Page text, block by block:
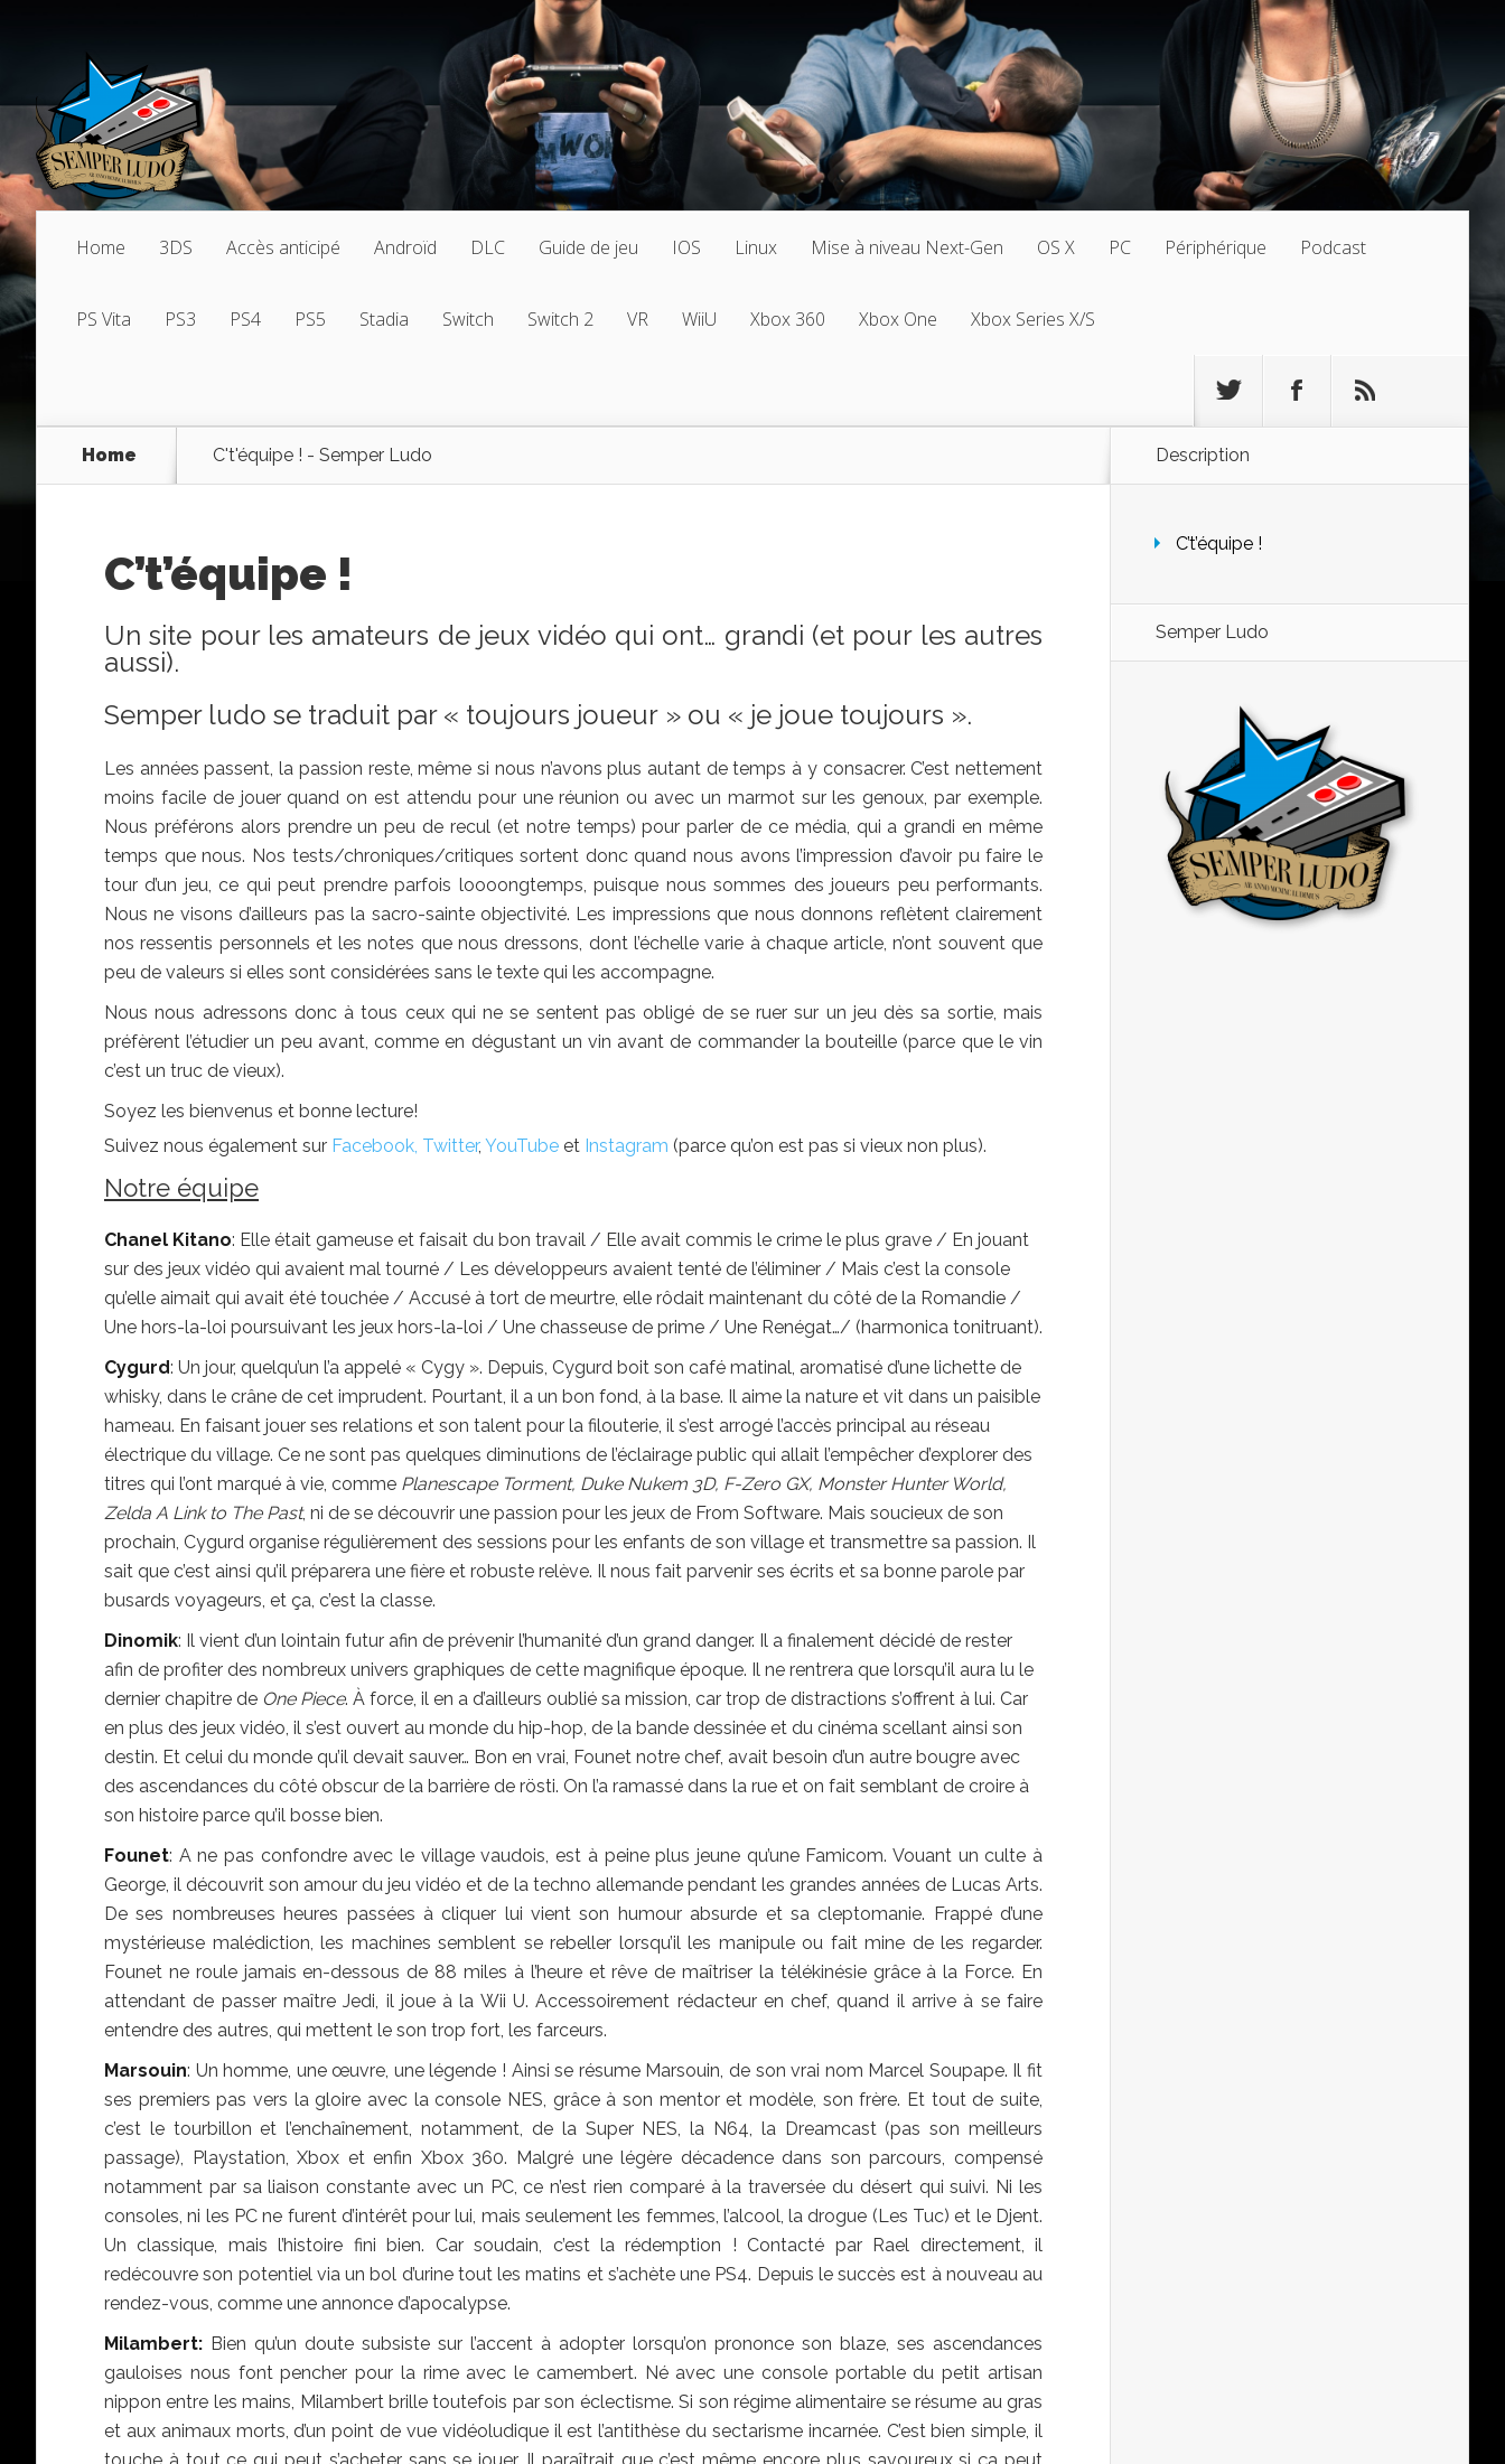
Home 3DS Accès anticipé Androïd DLC Guide de jeu IOS Linux Mise à niveau Next-Gen OS X PC Périphérique Podcast
PS Vita PS3 PS4 PS5 Stadia Switch Switch 2 VR WiiU Xbox 360 Xbox One Xbox Series X/S
Home C't'équipe ! - Semper Ludo
C’t’équipe !
Un site pour les amateurs de jeux vidéo qui ont… grandi (et pour les autres
aussi).
Semper ludo se traduit par « toujours joueur » ou « je joue toujours ».
Les années passent, la passion reste, même si nous n’avons plus autant de temps à y consacrer. C’est nettement
moins facile de jouer quand on est attendu pour une réunion ou avec un marmot sur les genoux, par exemple.
Nous préférons alors prendre un peu de recul (et notre temps) pour parler de ce média, qui a grandi en même
temps que nous. Nos tests/chroniques/critiques sortent donc quand nous avons l’impression d’avoir pu faire le
tour d’un jeu, ce qui peut prendre parfois loooongtemps, puisque nous sommes des joueurs peu performants.
Nous ne visons d’ailleurs pas la sacro-sainte objectivité. Les impressions que nous donnons reflètent clairement
nos ressentis personnels et les notes que nous dressons, dont l’échelle varie à chaque article, n’ont souvent que
peu de valeurs si elles sont considérées sans le texte qui les accompagne.
Nous nous adressons donc à tous ceux qui ne se sentent pas obligé de se ruer sur un jeu dès sa sortie, mais
préfèrent l’étudier un peu avant, comme en dégustant un vin avant de commander la bouteille (parce que le vin
c’est un truc de vieux).
Soyez les bienvenus et bonne lecture!
Suivez nous également sur Facebook, Twitter, YouTube et Instagram (parce qu’on est pas si vieux non plus).
Notre équipe
Chanel Kitano: Elle était gameuse et faisait du bon travail / Elle avait commis le crime le plus grave / En jouant
sur des jeux vidéo qui avaient mal tourné / Les développeurs avaient tenté de l’éliminer / Mais c’est la console
qu’elle aimait qui avait été touchée / Accusé à tort de meurtre, elle rôdait maintenant du côté de la Romandie /
Une hors-la-loi poursuivant les jeux hors-la-loi / Une chasseuse de prime / Une Renégat…/ (harmonica tonitruant).
Cygurd: Un jour, quelqu’un l’a appelé « Cygy ». Depuis, Cygurd boit son café matinal, aromatisé d’une lichette de
whisky, dans le crâne de cet imprudent. Pourtant, il a un bon fond, à la base. Il aime la nature et vit dans un paisible
hameau. En faisant jouer ses relations et son talent pour la filouterie, il s’est arrogé l’accès principal au réseau
électrique du village. Ce ne sont pas quelques diminutions de l’éclairage public qui allait l’empêcher d’explorer des
titres qui l’ont marqué à vie, comme Planescape Torment, Duke Nukem 3D, F-Zero GX, Monster Hunter World,
Zelda A Link to The Past, ni de se découvrir une passion pour les jeux de From Software. Mais soucieux de son
prochain, Cygurd organise régulièrement des sessions pour les enfants de son village et transmettre sa passion. Il
sait que c’est ainsi qu’il préparera une fière et robuste relève. Il nous fait parvenir ses écrits et sa bonne parole par
busards voyageurs, et ça, c’est la classe.
Dinomik: Il vient d’un lointain futur afin de prévenir l’humanité d’un grand danger. Il a finalement décidé de rester
afin de profiter des nombreux univers graphiques de cette magnifique époque. Il ne rentrera que lorsqu’il aura lu le
dernier chapitre de One Piece. À force, il en a d’ailleurs oublié sa mission, car trop de distractions s’offrent à lui. Car
en plus des jeux vidéo, il s’est ouvert au monde du hip-hop, de la bande dessinée et du cinéma scellant ainsi son
destin. Et celui du monde qu’il devait sauver… Bon en vrai, Founet notre chef, avait besoin d’un autre bougre avec
des ascendances du côté obscur de la barrière de rösti. On l’a ramassé dans la rue et on fait semblant de croire à
son histoire parce qu’il bosse bien.
Founet: A ne pas confondre avec le village vaudois, est à peine plus jeune qu’une Famicom. Vouant un culte à
George, il découvrit son amour du jeu vidéo et de la techno allemande pendant les grandes années de Lucas Arts.
De ses nombreuses heures passées à cliquer lui vient son humour absurde et sa cleptomanie. Frappé d’une
mystérieuse malédiction, les machines semblent se rebeller lorsqu’il les manipule ou fait mine de les regarder.
Founet ne roule jamais en-dessous de 88 miles à l’heure et rêve de maîtriser la télékinésie grâce à la Force. En
attendant de passer maître Jedi, il joue à la Wii U. Accessoirement rédacteur en chef, quand il arrive à se faire
entendre des autres, qui mettent le son trop fort, les farceurs.
Marsouin: Un homme, une œuvre, une légende ! Ainsi se résume Marsouin, de son vrai nom Marcel Soupape. Il fit
ses premiers pas vers la gloire avec la console NES, grâce à son mentor et modèle, son frère. Et tout de suite,
c’est le tourbillon et l’enchaînement, notamment, de la Super NES, la N64, la Dreamcast (pas son meilleurs
passage), Playstation, Xbox et enfin Xbox 360. Malgré une légère décadence dans son parcours, compensé
notamment par sa liaison constante avec un PC, ce n’est rien comparé à la traversée du désert qui suivi. Ni les
consoles, ni les PC ne furent d’intérêt pour lui, mais seulement les femmes, l’alcool, la drogue (Les Tuc) et le Djent.
Un classique, mais l’histoire fini bien. Car soudain, c’est la rédemption ! Contacté par Rael directement, il
redécouvre son potentiel via un bol d’urine tout les matins et s’achète une PS4. Depuis le succès est à nouveau au
rendez-vous, comme une annonce d’apocalypse.
Milambert: Bien qu’un doute subsiste sur l’accent à adopter lorsqu’on prononce son blaze, ses ascendances
gauloises nous font pencher pour la rime avec le camembert. Né avec une console portable du petit artisan
nippon entre les mains, Milambert brille toutefois par son éclectisme. Si son régime alimentaire se résume au gras
et aux animaux morts, d’un point de vue vidéoludique il est l’antithèse du sectarisme incarnée. C’est bien simple, il
Description
C’t’équipe !
Semper Ludo